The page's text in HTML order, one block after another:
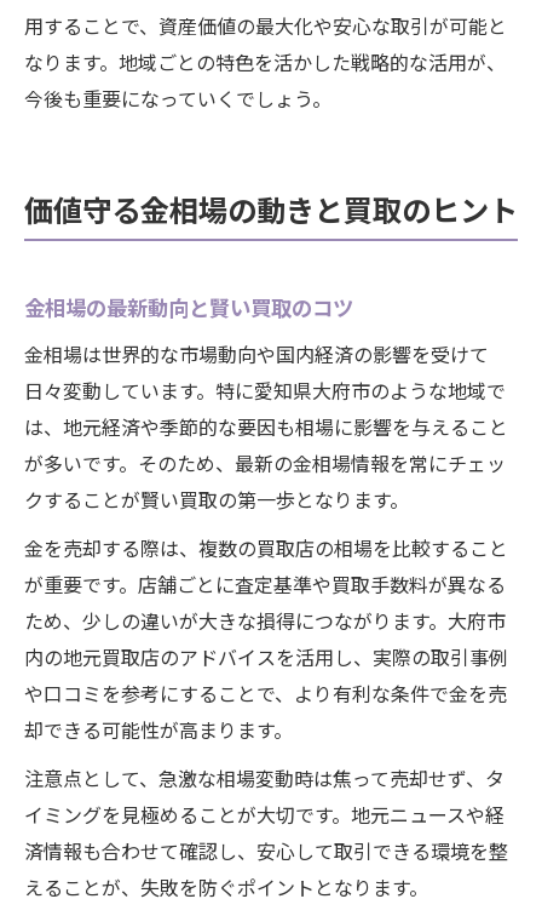
用することで、資産価値の最大化や安心な取引が可能と
なります。地域ごとの特色を活かした戦略的な活用が、
今後も重要になっていくでしょう。
価値守る金相場の動きと買取のヒント
金相場の最新動向と賢い買取のコツ
金相場は世界的な市場動向や国内経済の影響を受けて
日々変動しています。特に愛知県大府市のような地域で
は、地元経済や季節的な要因も相場に影響を与えること
が多いです。そのため、最新の金相場情報を常にチェッ
クすることが賢い買取の第一歩となります。
金を売却する際は、複数の買取店の相場を比較すること
が重要です。店舗ごとに査定基準や買取手数料が異なる
ため、少しの違いが大きな損得につながります。大府市
内の地元買取店のアドバイスを活用し、実際の取引事例
や口コミを参考にすることで、より有利な条件で金を売
却できる可能性が高まります。
注意点として、急激な相場変動時は焦って売却せず、タ
イミングを見極めることが大切です。地元ニュースや経
済情報も合わせて確認し、安心して取引できる環境を整
えることが、失敗を防ぐポイントとなります。